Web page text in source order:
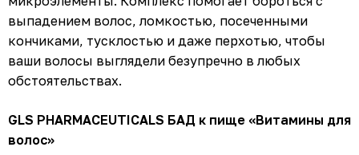
выпадением волос, ломкостью, посеченными
кончиками, тусклостью и даже перхотью, чтобы
ваши волосы выглядели безупречно в любых
обстоятельствах.
GLS PHARMACEUTICALS БАД к пище «Витамины для
волос»